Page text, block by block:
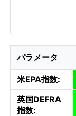
パラメータ
米EPA指数:
英国DEFRA
指数: